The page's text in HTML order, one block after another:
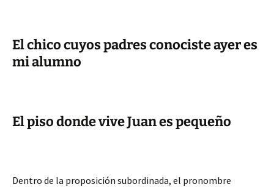
El chico cuyos padres conociste ayer es
mi alumno
El piso donde vive Juan es pequeño
Dentro de la proposición subordinada, el pronombre